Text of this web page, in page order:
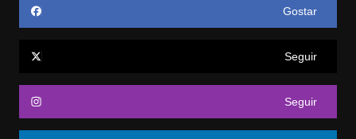
Gostar
Seguir
Seguir